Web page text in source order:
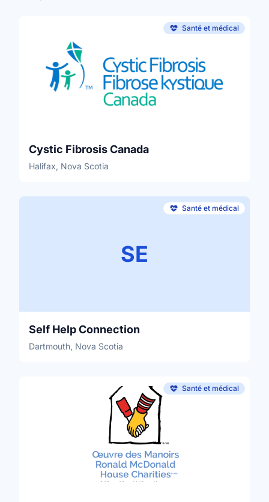
Santé et médical
Cystic Fibrosis Canada
Halifax, Nova Scotia
SE
Santé et médical
Self Help Connection
Dartmouth, Nova Scotia
Santé et médical